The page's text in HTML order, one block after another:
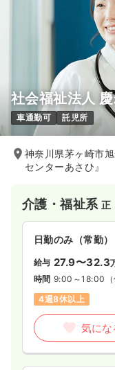
社会福祉法人
車通勤可 託児所
神奈川県茅ヶ崎市
センターあさひ』
介護・福祉系正
日勤のみ（常勤）
給与 27.9〜32.3
時間 9:00～18:00
4週8休以上
気にな